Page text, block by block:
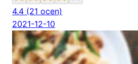
4.4 (21 ocen)
2021-12-10